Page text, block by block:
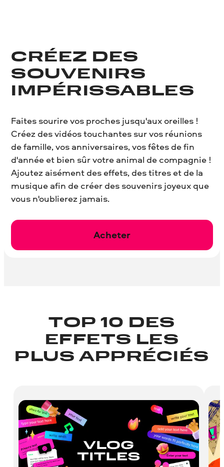
CRÉEZ DES
SOUVENIRS
IMPÉRISSABLES
Faites sourire vos proches jusqu'aux oreilles !
Créez des vidéos touchantes sur vos réunions
de famille, vos anniversaires, vos fêtes de fin
d'année et bien sûr votre animal de compagnie !
Ajoutez aisément des effets, des titres et de la
musique afin de créer des souvenirs joyeux que
vous n'oublierez jamais.
Acheter
TOP 10 DES
EFFETS LES
PLUS APPRÉCIÉS